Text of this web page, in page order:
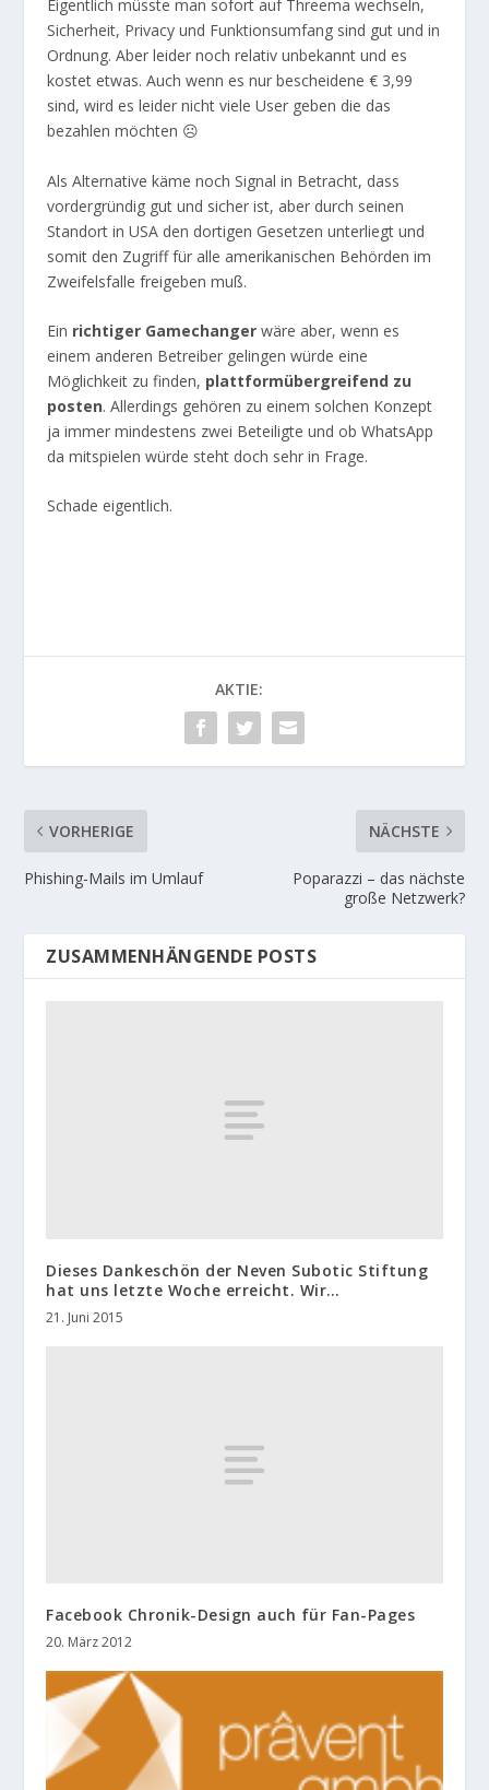
Eigentlich müsste man sofort auf Threema wechseln,
Sicherheit, Privacy und Funktionsumfang sind gut und in
Ordnung. Aber leider noch relativ unbekannt und es
kostet etwas. Auch wenn es nur bescheidene € 3,99
sind, wird es leider nicht viele User geben die das
bezahlen möchten ☹
Als Alternative käme noch Signal in Betracht, dass
vordergründig gut und sicher ist, aber durch seinen
Standort in USA den dortigen Gesetzen unterliegt und
somit den Zugriff für alle amerikanischen Behörden im
Zweifelsfalle freigeben muß.
Ein richtiger Gamechangerwäre aber, wenn es
einem anderen Betreiber gelingen würde eine
Möglichkeit zu finden, plattformübergreifend zu
posten. Allerdings gehören zu einem solchen Konzept
ja immer mindestens zwei Beteiligte und ob WhatsApp
da mitspielen würde steht doch sehr in Frage.
Schade eigentlich.
AKTIE:
VORHERIGE
Phishing-Mails im Umlauf
NÄCHSTE
Poparazzi – das nächste
große Netzwerk?
ZUSAMMENHÄNGENDE POSTS
Dieses Dankeschön der Neven Subotic Stiftung
hat uns letzte Woche erreicht. Wir…
21. Juni 2015
Facebook Chronik-Design auch für Fan-Pages
20. März 2012